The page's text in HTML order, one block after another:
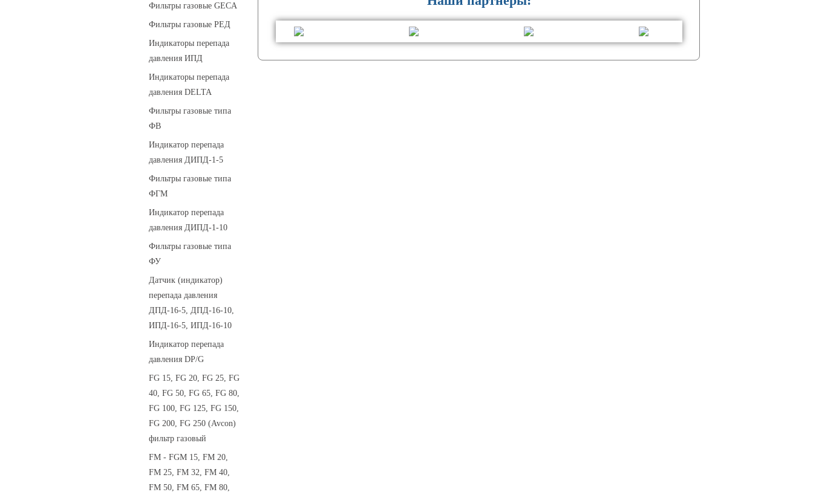
Фильтры газовые GECA
Фильтры газовые РЕД
Индикаторы перепада
давления ИПД
Индикаторы перепада
давления DELTA
Фильтры газовые типа
ФВ
Индикатор перепада
давления ДИПД-1-5
Фильтры газовые типа
ФГМ
Индикатор перепада
давления ДИПД-1-10
Фильтры газовые типа
ФУ
Датчик (индикатор)
перепада давления
ДПД-16-5, ДПД-16-10,
ИПД-16-5, ИПД-16-10
Индикатор перепада
давления DP/G
FG 15, FG 20, FG 25, FG
40, FG 50, FG 65, FG 80,
FG 100, FG 125, FG 150,
FG 200, FG 250 (Avcon)
фильтр газовый
FM - FGM 15, FM 20,
FM 25, FM 32, FM 40,
FM 50, FM 65, FM 80,